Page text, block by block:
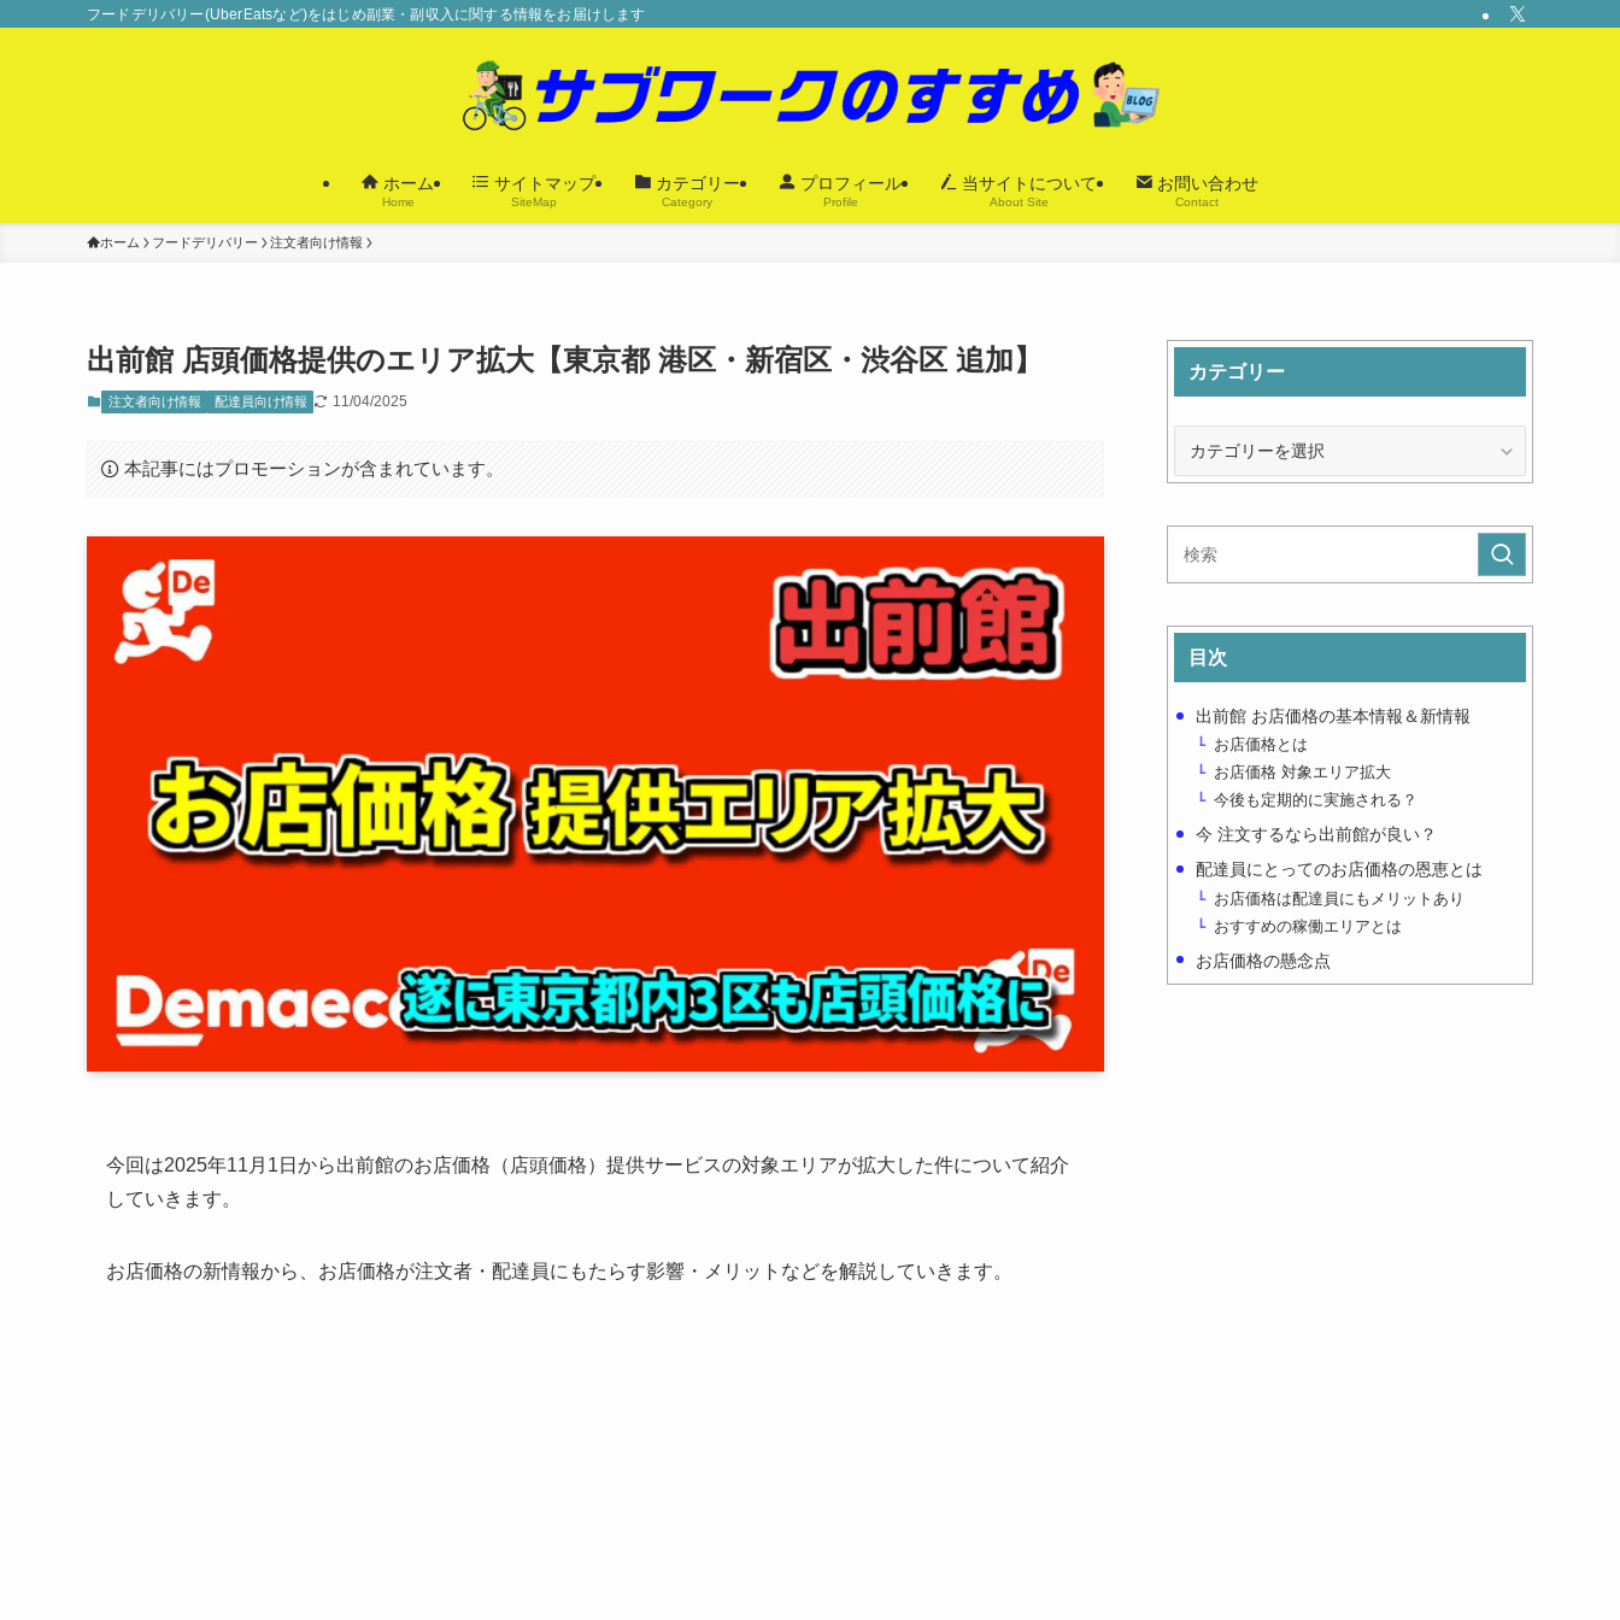
フードデリバリー(UberEatsなど)をはじめ副業・副収入に関する情報をお届けします
ホーム
Home
サイトマップ
SiteMap
カテゴリー
Category
プロフィール
Profile
当サイトについて
About Site
お問い合わせ
Contact
ホーム フードデリバリー 注文者向け情報
出前館 店頭価格提供のエリア拡大【東京都 港区・新宿区・渋谷区 追加】
注文者向け情報 配達員向け情報 11/04/2025
本記事にはプロモーションが含まれています。
今回は2025年11月1日から出前館のお店価格（店頭価格）提供サービスの対象エリアが拡大した件について紹介
していきます。
お店価格の新情報から、お店価格が注文者・配達員にもたらす影響・メリットなどを解説していきます。
カテゴリー
ー
目次
出前館 お店価格の基本情報＆新情報
お店価格とは
お店価格 対象エリア拡大
今後も定期的に実施される？
今 注文するなら出前館が良い？
配達員にとってのお店価格の恩恵とは
お店価格は配達員にもメリットあり
おすすめの稼働エリアとは
お店価格の懸念点